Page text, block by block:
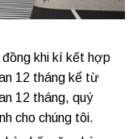
khi kí kết hợp
12 tháng kể từ
12 tháng, quý
cho chúng tôi.